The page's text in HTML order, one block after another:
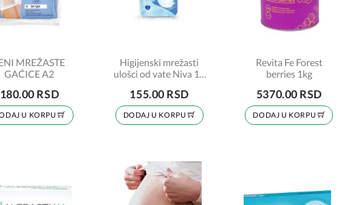
MREŽASTE
GAĆICE A2
180.00 RSD
U KORPU
Higijenski mrežasti
ulošci od vate Niva 10
155.00 RSD
DODAJ U KORPU
Revita Fe Forest
berries 1kg
5370.00 RSD
DODAJ U KORPU